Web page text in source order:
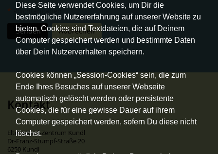
Diese Seite verwendet Cookies, um Dir die
bestmögliche Nutzererfahrung auf unserer Website zu
bieten. Cookies sind Textdateien, die auf Deinem
Computer gespeichert werden und bestimmte Daten
über Dein Nutzerverhalten speichern.
Cookies können „Session-Cookies“ sein, die zum
Ende Ihres Besuches auf unserer Webseite
automatisch gelöscht werden oder persistente
Cookies, die für eine gewisse Dauer auf ihrem
Computer gespeichert werden, sofern Du diese nicht
löschst.
* Pflichtangaben
Senden Abbrechen
Kontakt
Eltern-Kind-Zentrum Kundl
Dr-Franz-Stumpf-Straße 20
6250 Kundl